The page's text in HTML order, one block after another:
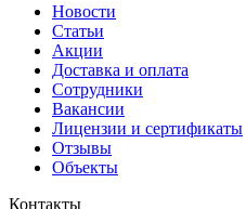
Новости
Статьи
Акции
Доставка и оплата
Сотрудники
Вакансии
Лицензии и сертификаты
Отзывы
Объекты
Контакты